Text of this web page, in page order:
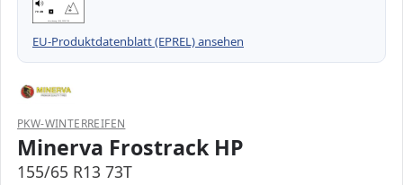
70 dB B
Verordnung (EU) 2020/740
EU-Produktdatenblatt (EPREL) ansehen
PKW-WINTERREIFEN
Minerva Frostrack HP
155/65 R13 73T